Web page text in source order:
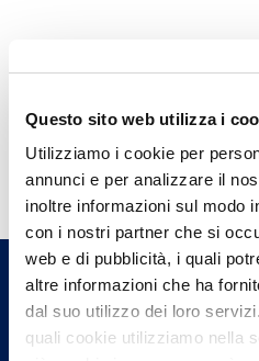
Questo sito web utilizza i
Utilizziamo i cookie per
annunci e per analizzare il
inoltre informazioni sul modo
con i nostri partner che si
web e di pubblicità, i quali
altre informazioni che ha
dal suo utilizzo dei loro
quali cookie utilizziamo nella
Hai bisogno di
informazioni?
Trova l'Agenzia più
un nostro Agente.
Contattaci